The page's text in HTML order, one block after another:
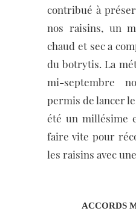
contribué à
nos raisins, un
chaud et sec a
du botrytis. La
mi-septembre
permis de lancer
été un millésime
faire vite pour
les raisins avec
ACCORDS